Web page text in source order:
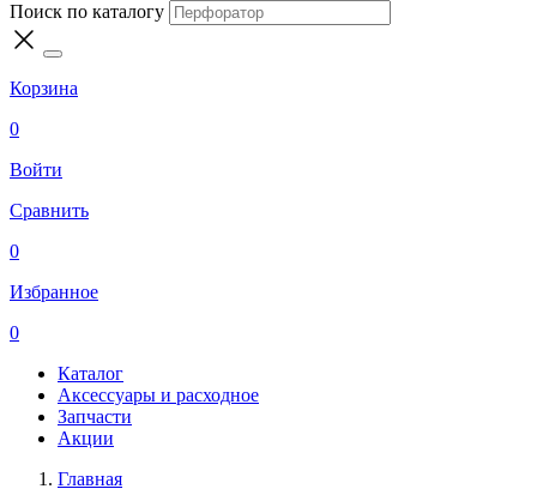
Поиск по каталогу
Корзина
0
Войти
Сравнить
0
Избранное
0
Каталог
Аксессуары и расходное
Запчасти
Акции
Главная